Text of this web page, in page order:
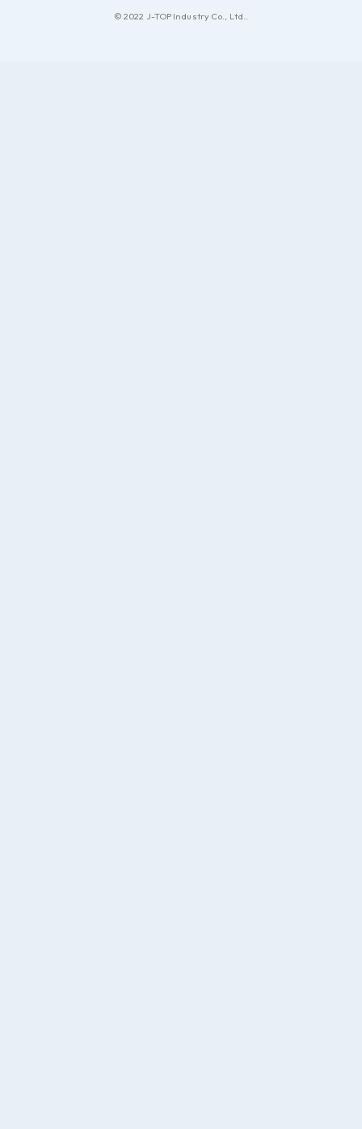
© 2022 J-TOP Industry Co., Ltd..